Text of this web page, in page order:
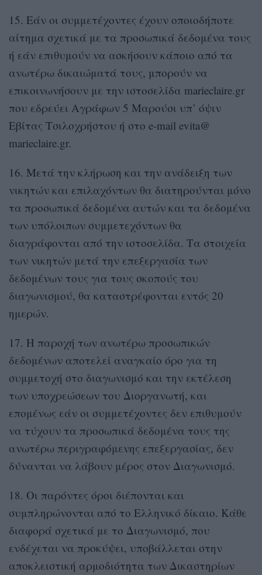
15. Εάν οι συμμετέχοντες έχουν οποιοδήποτε
αίτημα σχετικά με τα προσωπικά δεδομένα τους
ή εάν επιθυμούν να ασκήσουν κάποιο από τα
ανωτέρω δικαιώματά τους, μπορούν να
επικοινωνήσουν με την ιστοσελίδα marieclaire.gr
που εδρεύει Αγράφων 5 Μαρούσι υπ’ όψιν
Εβίτας Τσιλοχρήστου ή στο e-mail evita@
marieclaire.gr.
16. Μετά την κλήρωση και την ανάδειξη των
νικητών και επιλαχόντων θα διατηρούνται μόνο
τα προσωπικά δεδομένα αυτών και τα δεδομένα
των υπόλοιπων συμμετεχόντων θα
διαγράφονται από την ιστοσελίδα. Τα στοιχεία
των νικητών μετά την επεξεργασία των
δεδομένων τους για τους σκοπούς του
διαγωνισμού, θα καταστρέφονται εντός 20
ημερών.
17. Η παροχή των ανωτέρω προσωπικών
δεδομένων αποτελεί αναγκαίο όρο για τη
συμμετοχή στο διαγωνισμό και την εκτέλεση
των υποχρεώσεων του Διοργανωτή, και
επομένως εάν οι συμμετέχοντες δεν επιθυμούν
να τύχουν τα προσωπικά δεδομένα τους της
ανωτέρω περιγραφόμενης επεξεργασίας, δεν
δύνανται να λάβουν μέρος στον Διαγωνισμό.
18. Οι παρόντες όροι διέπονται και
συμπληρώνονται από το Ελληνικό δίκαιο. Κάθε
διαφορά σχετικά με το Διαγωνισμό, που
ενδέχεται να προκύψει, υποβάλλεται στην
αποκλειστική αρμοδιότητα των Δικαστηρίων